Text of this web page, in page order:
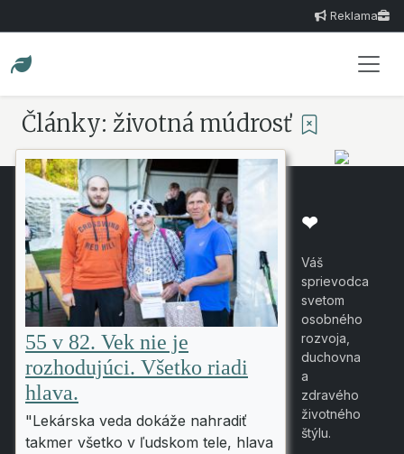
Reklama
Články: životná múdrosť
55 v 82. Vek nie je
rozhodujúci. Všetko riadi
hlava.
"Lekárska veda dokáže nahradiť
takmer všetko v ľudskom tele, hlava
❤
Váš
sprievodca
svetom
osobného
rozvoja,
duchovna
a
zdravého
životného
štýlu.